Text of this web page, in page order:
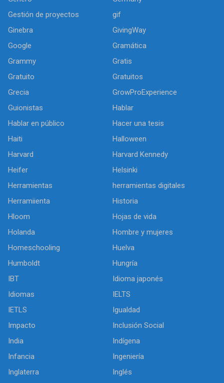
Gestión de proyectos
gif
Ginebra
GivingWay
Google
Gramática
Grammy
Gratis
Gratuito
Gratuitos
Grecia
GrowProExperience
Guionistas
Hablar
Hablar en público
Hacer una tesis
Haiti
Halloween
Harvard
Harvard Kennedy
Heifer
Helsinki
Herramientas
herramientas digitales
Herramiienta
Historia
Hloom
Hojas de vida
Holanda
Hombre y mujeres
Homeschooling
Huelva
Humboldt
Hungría
IBT
Idioma japonés
Idiomas
IELTS
IETLS
Igualdad
Impacto
Inclusión Social
India
Indígena
Infancia
Ingeniería
Inglaterra
Inglés